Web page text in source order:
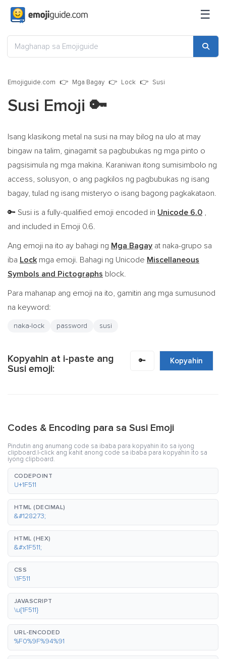
☰
Emojiguide.com Mga Bagay Lock Susi
Susi Emoji 🔑
Isang klasikong metal na susi na may bilog na ulo at may
bingaw na talim, ginagamit sa pagbubukas ng mga pinto o
pagsisimula ng mga makina. Karaniwan itong sumisimbolo ng
access, solusyon, o ang pagkilos ng pagbubukas ng isang
bagay, tulad ng isang misteryo o isang bagong pagkakataon.
🔑 Susi is a fully-qualified emoji encoded in Unicode 6.0 ,
and included in Emoji 0.6.
Ang emoji na ito ay bahagi ng Mga Bagay at naka-grupo sa
iba Lock mga emoji. Bahagi ng Unicode Miscellaneous
Symbols and Pictographs block.
Para mahanap ang emoji na ito, gamitin ang mga sumusunod
na keyword:
naka-lock password susi
Kopyahin at i-paste ang
Susi emoji:
🔑 Kopyahin
Codes & Encoding para sa Susi Emoji
Pindutin ang anumang code sa ibaba para kopyahin ito sa iyong
clipboard.I-click ang kahit anong code sa ibaba para kopyahin ito sa
iyong clipboard.
CODEPOINT
U+1F511
HTML (DECIMAL)
&#128273;
HTML (HEX)
&#x1F511;
CSS
\1F511
JAVASCRIPT
\u{1F511}
URL-ENCODED
%F0%9F%94%91